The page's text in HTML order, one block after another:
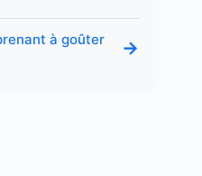
à goûter
→